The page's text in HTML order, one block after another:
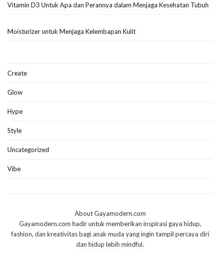
Vitamin D3 Untuk Apa dan Perannya dalam Menjaga Kesehatan Tubuh
Moisturizer untuk Menjaga Kelembapan Kulit
Create
Glow
Hype
Style
Uncategorized
Vibe
About Gayamodern.com
Gayamodern.com hadir untuk memberikan inspirasi gaya hidup,
fashion, dan kreativitas bagi anak muda yang ingin tampil percaya diri
dan hidup lebih mindful.